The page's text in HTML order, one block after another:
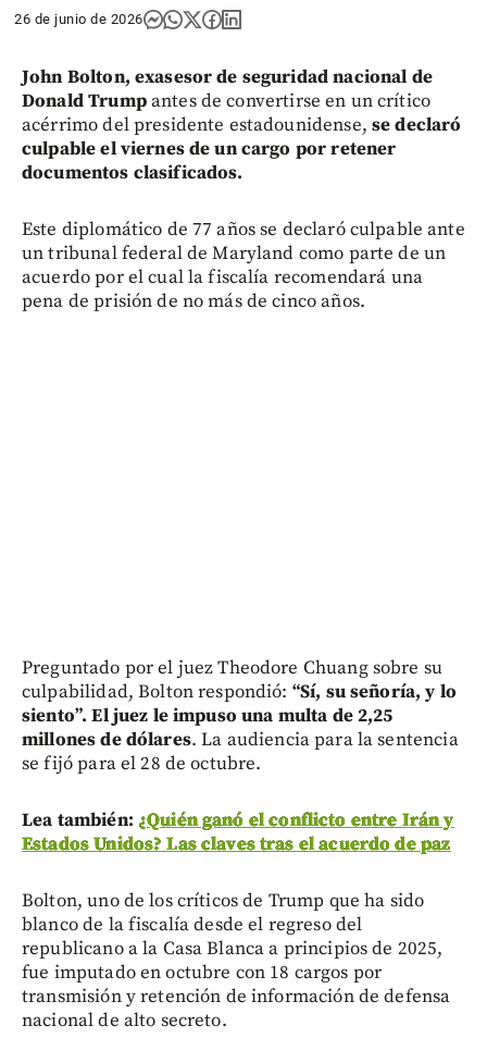
26 de junio de 2026
John Bolton, exasesor de seguridad nacional de
Donald Trumpantes de convertirse en un crítico
acérrimo del presidente estadounidense, se declaró
culpable el viernes de un cargo por retener
documentos clasificados.
Este diplomático de 77 años se declaró culpable ante
un tribunal federal de Maryland como parte de un
acuerdo por el cual la fiscalía recomendará una
pena de prisión de no más de cinco años.
Preguntado por el juez Theodore Chuang sobre su
culpabilidad, Bolton respondió: “Sí, su señoría, y lo
siento”. El juez le impuso una multa de 2,25
millones de dólares. La audiencia para la sentencia
se fijó para el 28 de octubre.
Lea también: ¿Quién ganó el conflicto entre Irán y
Estados Unidos? Las claves tras el acuerdo de paz
Bolton, uno de los críticos de Trump que ha sido
blanco de la fiscalía desde el regreso del
republicano a la Casa Blanca a principios de 2025,
fue imputado en octubre con 18 cargos por
transmisión y retención de información de defensa
nacional de alto secreto.